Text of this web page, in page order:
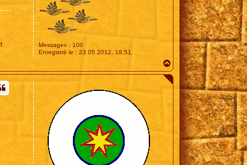
Messages : 100
Enregistré le : 23 05 2012, 18:51
a
u